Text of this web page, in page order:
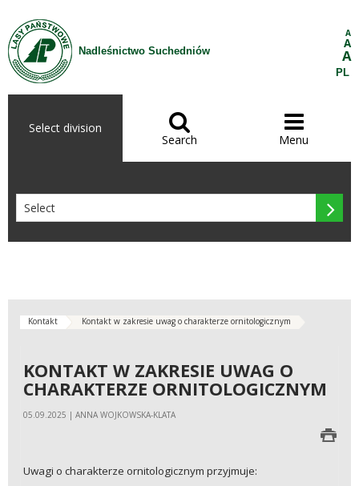
Skip to Content
Nadleśnictwo Suchedniów
A
A
A
PL
Select division 
Search

Menu

Kontakt Kontakt w zakresie uwag o charakterze ornitologicznym
KONTAKT W ZAKRESIE UWAG O
CHARAKTERZE ORNITOLOGICZNYM
05.09.2025 | ANNA WOJKOWSKA-KLATA
Uwagi o charakterze ornitologicznym przyjmuje: